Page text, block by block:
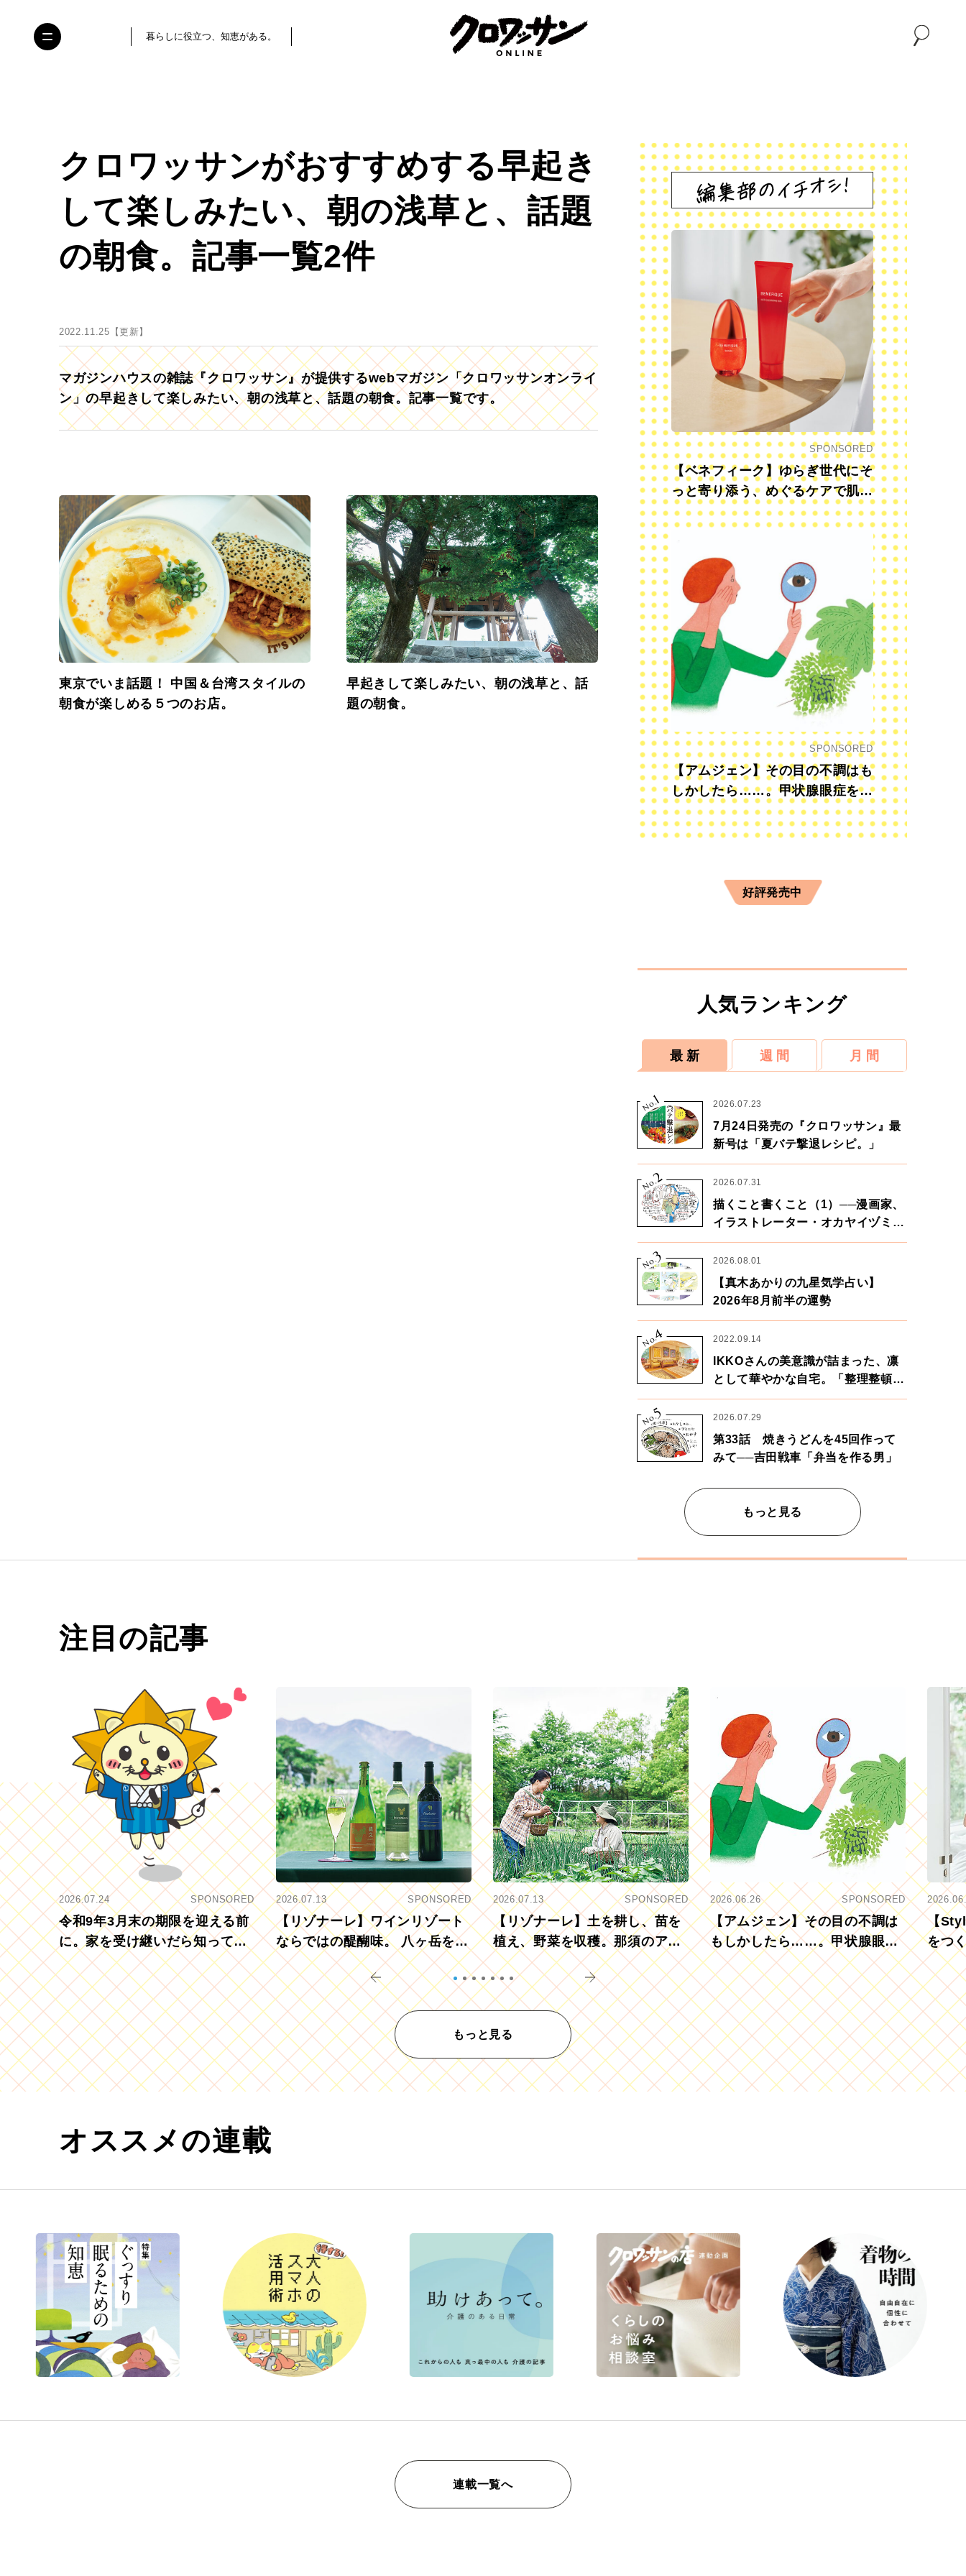
暮らしに役立つ、知恵がある。
クロワッサンがおすすめする早起き
して楽しみたい、朝の浅草と、話題
の朝食。記事一覧2件
2022.11.25【更新】
マガジンハウスの雑誌『クロワッサン』が提供するwebマガジン「クロワッサンオンライ
ン」の早起きして楽しみたい、朝の浅草と、話題の朝食。記事一覧です。
東京でいま話題！ 中国＆台湾スタイルの
朝食が楽しめる５つのお店。
早起きして楽しみたい、朝の浅草と、話
題の朝食。
SPONSORED
【ベネフィーク】ゆらぎ世代にそ
っと寄り添う、めぐるケアで肌も
心も前向きに
SPONSORED
【アムジェン】その目の不調はも
しかしたら……。甲状腺眼症を知
っていますか？
好評発売中
人気ランキング
最 新 週 間 月 間
No.
1 2026.07.23
7月24日発売の『クロワッサン』最
新号は「夏バテ撃退レシピ。」
No.2 2026.07.31
描くこと書くこと（1）──漫画家、
イラストレーター・オカヤイヅミさ
ん×漫画家・鶴谷香央理さん
No.
3 2026.08.01
【真木あかりの九星気学占い】
2026年8月前半の運勢
No.
4 2022.09.14
IKKOさんの美意識が詰まった、凛
として華やかな自宅。「整理整頓は
心のリズムが乱されないための作
業」。
No.
5 2026.07.29
第33話 焼きうどんを45回作って
みて──吉田戦車「弁当を作る男」
もっと見る
注目の記事
2026.07.24 SPONSORED
令和9年3月末の期限を迎える前
に。家を受け継いだら知ってお
きたい「相続登記の義務化」
2026.07.13 SPONSORED
【リゾナーレ】ワインリゾート
ならではの醍醐味。 八ヶ岳を望
むブドウ畑でアペロ
2026.07.13 SPONSORED
【リゾナーレ】土を耕し、苗を
植え、野菜を収穫。那須のアグ
リツーリズモを体験
2026.06.26 SPONSORED
【アムジェン】その目の不調は
もしかしたら……。甲状腺眼症
を知っていますか？
【
をつ
もっと見る
オススメの連載
連載一覧へ